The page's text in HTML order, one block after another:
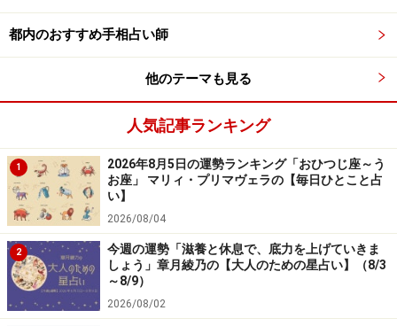
都内のおすすめ手相占い師
他のテーマも見る
人気記事ランキング
1
2026年8月5日の運勢ランキング「おひつじ座～う
お座」 マリィ・プリマヴェラの【毎日ひとこと占
い】
2026/08/04
2
今週の運勢「滋養と休息で、底力を上げていきま
しょう」章月綾乃の【大人のための星占い】（8/3
～8/9）
2026/08/02